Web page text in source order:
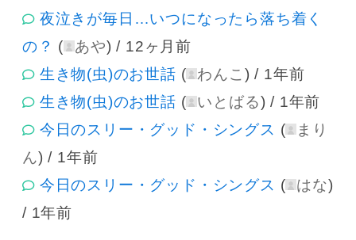
夜泣きが毎日…いつになったら落ち着く
の？ ( あや) / 12ヶ月前
生き物(虫)のお世話 ( わんこ ) / 1年前
生き物(虫)のお世話 ( いとばる) / 1年前
今日のスリー・グッド・シングス (
まり
ん) / 1年前
今日のスリー・グッド・シングス ( はな)
/ 1年前